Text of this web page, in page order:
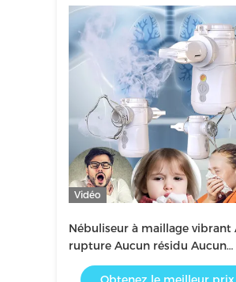
Vidéo
Nébuliseur à maillage vibrant
rupture Aucun résidu Aucun
blocage Particules fines